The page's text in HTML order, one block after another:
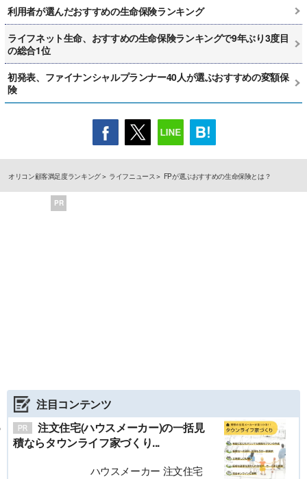
利用者が選んだおすすめの生命保険ランキング
ライフネット生命、おすすめの生命保険ランキングで9年ぶり3度目
の総合1位
初発表、ファイナンシャルプランナー40人が選ぶおすすめの変額保
険
オリコン顧客満足度ランキング ライフニュース FPが選ぶおすすめの生命保険とは？
PR
注目コンテンツ
注文住宅(ハウスメーカー)の一括見
積ならタウンライフ家づくり...
ハウスメーカー 注文住宅